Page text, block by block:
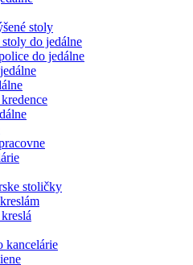
stoly
do jedálne
do jedálne
stoličky
kancelárie